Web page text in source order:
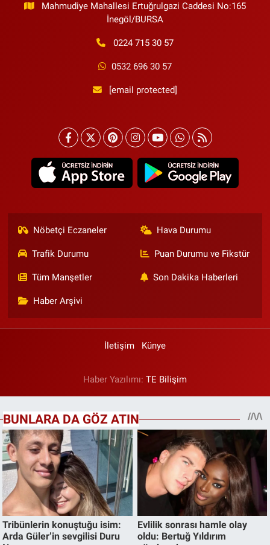
Mahmudiye Mahallesi Ertuğrulgazi Caddesi No:165
İnegöl/BURSA
0224 715 30 57
0532 696 30 57
[email protected]
Nöbetçi Eczaneler Hava Durumu
Trafik Durumu Puan Durumu ve Fikstür
Tüm Manşetler Son Dakika Haberleri
Haber Arşivi
İletişim Künye
Haber Yazılımı: TE Bilişim